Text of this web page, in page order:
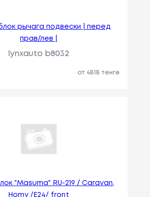
рычага подвески | перед
прав/лев |
lynxauto b8032
от 4818 тенге
"Masuma" RU-219 / Caravan,
Homy /Е24/ front